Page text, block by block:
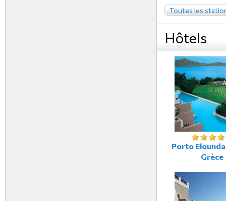
Toutes les
Hôtels
Porto
Grèce